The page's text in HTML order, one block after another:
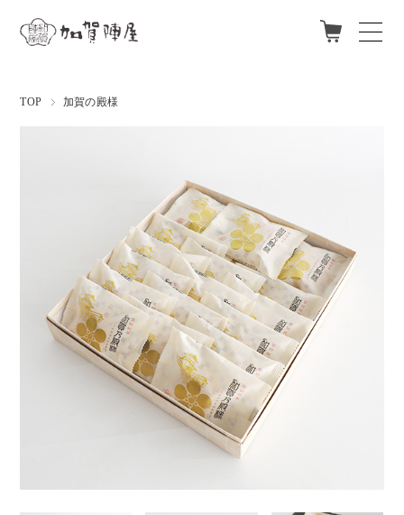
TOP 加賀の殿様